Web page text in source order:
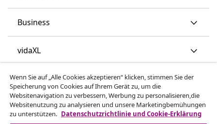
Business
vidaXL
Mehr entdecken
Wenn Sie auf „Alle Cookies akzeptieren“ klicken, stimmen Sie der
Speicherung von Cookies auf Ihrem Gerät zu, um die
Websitenavigation zu verbessern, Werbung zu personalisieren,die
Websitenutzung zu analysieren und unsere Marketingbemühungen
zu unterstützen. Datenschutzrichtlinie und Cookie-Erklärung